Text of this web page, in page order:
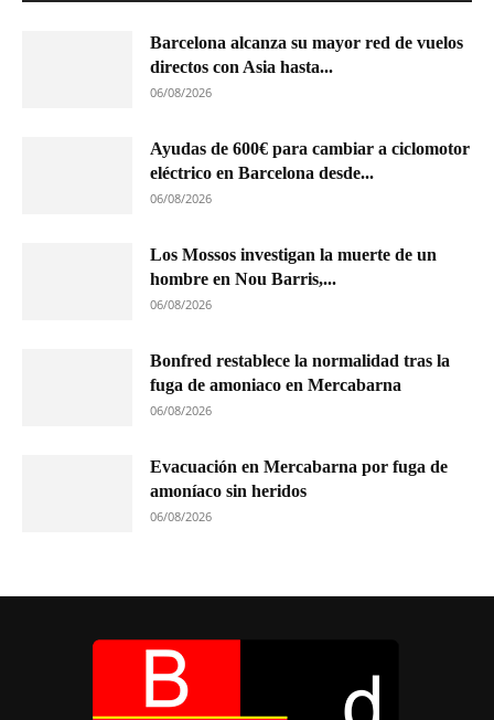
Barcelona alcanza su mayor red de vuelos
directos con Asia hasta...
06/08/2026
Ayudas de 600€ para cambiar a ciclomotor
eléctrico en Barcelona desde...
06/08/2026
Los Mossos investigan la muerte de un
hombre en Nou Barris,...
06/08/2026
Bonfred restablece la normalidad tras la
fuga de amoniaco en Mercabarna
06/08/2026
Evacuación en Mercabarna por fuga de
amoníaco sin heridos
06/08/2026